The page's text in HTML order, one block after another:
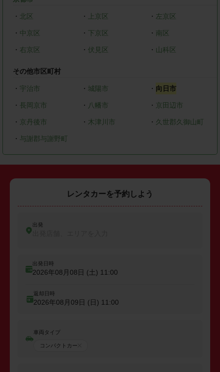
・ 北区 ・ 上京区 ・ 左京区
・ 中京区 ・ 下京区 ・ 南区
・ 右京区 ・ 伏見区 ・ 山科区
その他市区町村
・ 宇治市 ・ 城陽市 ・ 向日市
・ 長岡京市 ・ 八幡市 ・ 京田辺市
・ 京丹後市 ・ 木津川市 ・ 久世郡久御山町
・ 与謝郡与謝野町
レンタカーを予約しよう
出発
出発日時
2026年08月08日 (土) 11:00
返却日時
2026年08月09日 (日) 11:00
車両タイプ
コンパクトカー